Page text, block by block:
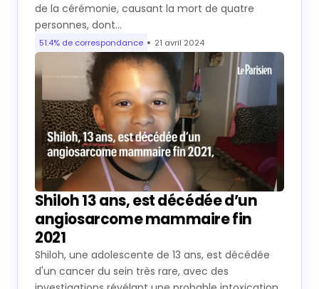
de la cérémonie, causant la mort de quatre
personnes, dont…
51.4% de correspondance 21 avril 2024
Shiloh 13 ans, est décédée d’un
angiosarcome mammaire fin
2021
Shiloh, une adolescente de 13 ans, est décédée
d'un cancer du sein très rare, avec des